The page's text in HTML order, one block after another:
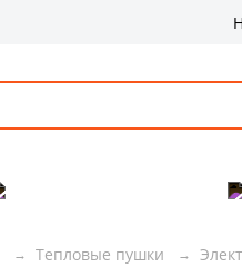
Тепловые пушки